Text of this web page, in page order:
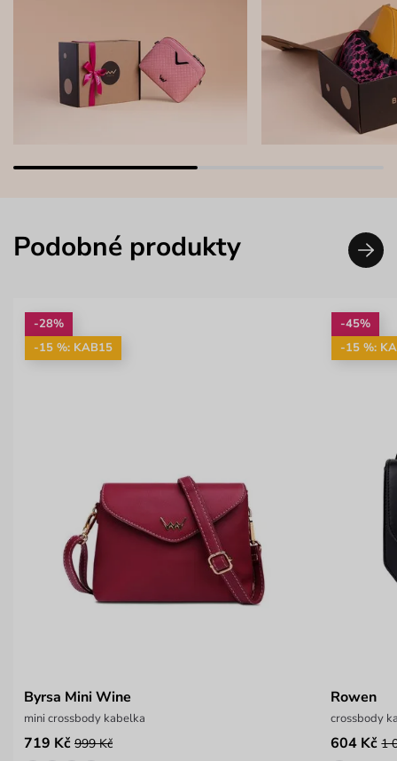
Podobné produkty
-28%
-15 %: KAB15
Byrsa Mini Wine
mini crossbody kabelka
719 Kč 999 Kč
-45%
-15 %:
Rowen
crossbody
604 Kč 1